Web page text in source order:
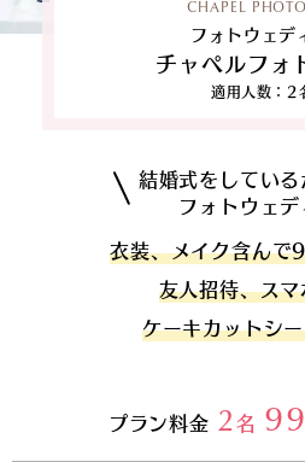
CHAPEL
フォトウェデ
チャペルフォ
適用人数：2
結婚式をしてい
フォトウェ
衣装、メイク含ん
友人招待、ス
ケーキカットシ
プラン料金 2名